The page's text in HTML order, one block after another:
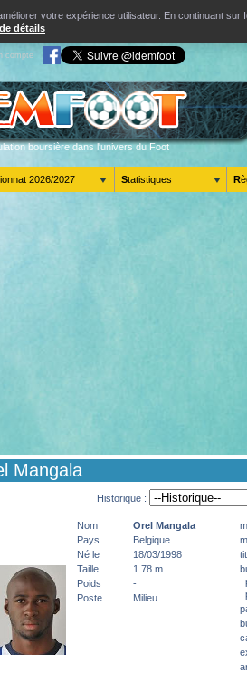
votre expérience utilisateur. En continuant
détails
compte
boursière dans l'univers du Foot
2026/2027 Statistiques
Mangala
Historique :
Nom Orel Mangala
Pays
Belgique
Né le
18/03/1998
Taille
1.78 m
Poids
-
Poste
Milieu